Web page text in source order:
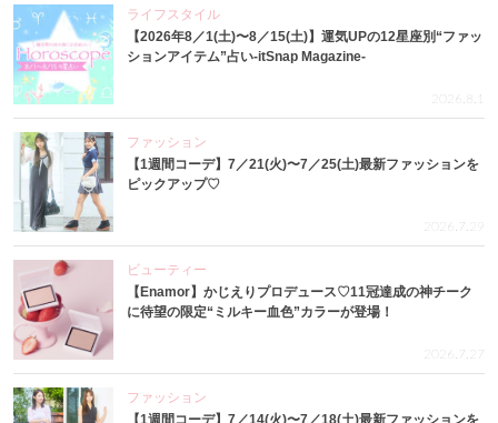
ライフスタイル
【2026年8／1(土)〜8／15(土)】運気UPの12星座別“ファッ
ションアイテム”占い-itSnap Magazine-
2026.8.1
ファッション
【1週間コーデ】7／21(火)〜7／25(土)最新ファッションを
ピックアップ♡
2026.7.29
ビューティー
【Enamor】かじえりプロデュース♡11冠達成の神チーク
に待望の限定“ミルキー血色”カラーが登場！
2026.7.27
ファッション
【1週間コーデ】7／14(火)〜7／18(土)最新ファッションを